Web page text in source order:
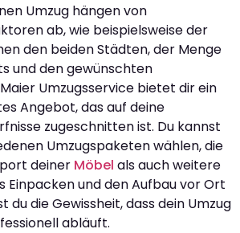
Umzug hängen von
ab, wie beispielsweise der
den beiden Städten, der Menge
und den gewünschten
Umzugsservice bietet dir ein
Angebot, das auf deine
zugeschnitten ist. Du kannst
Umzugspaketen wählen, die
deiner Möbel als auch weitere
Einpacken und den Aufbau vor Ort
du die Gewissheit, dass dein Umzug
abläuft.